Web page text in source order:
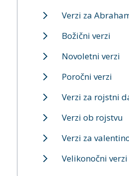
Verzi za
Božični verzi
Novoletni verzi
Poročni verzi
Verzi za rojstni
Verzi ob rojstvu
Verzi za
Velikonočni verzi